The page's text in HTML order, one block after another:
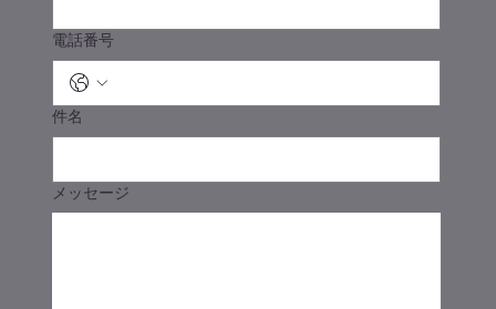
電話番号
件名
メッセージ